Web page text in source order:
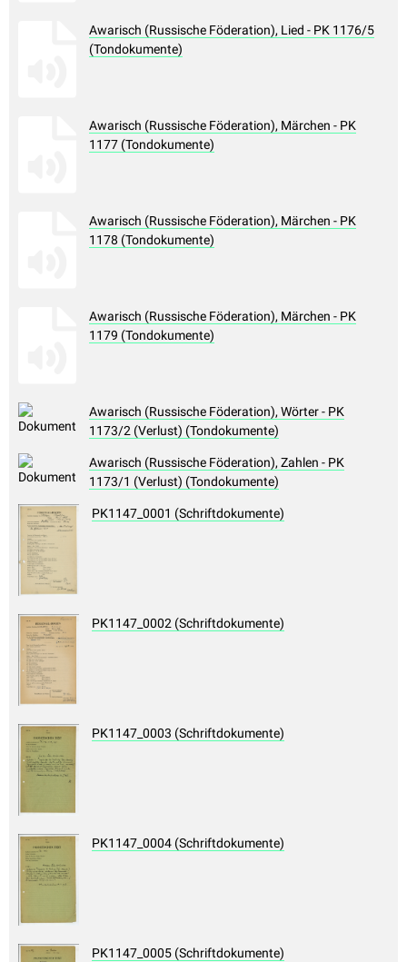
Awarisch (Russische Föderation), Lied - PK 1176/5
(Tondokumente)
Awarisch (Russische Föderation), Märchen - PK
1177 (Tondokumente)
Awarisch (Russische Föderation), Märchen - PK
1178 (Tondokumente)
Awarisch (Russische Föderation), Märchen - PK
1179 (Tondokumente)
Awarisch (Russische Föderation), Wörter - PK
1173/2 (Verlust) (Tondokumente)
Awarisch (Russische Föderation), Zahlen - PK
1173/1 (Verlust) (Tondokumente)
PK1147_0001 (Schriftdokumente)
PK1147_0002 (Schriftdokumente)
PK1147_0003 (Schriftdokumente)
PK1147_0004 (Schriftdokumente)
PK1147_0005 (Schriftdokumente)